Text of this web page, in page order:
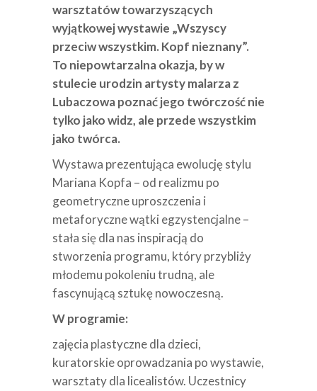
warsztatów towarzyszących
wyjątkowej wystawie „Wszyscy
przeciw wszystkim. Kopf nieznany”.
To niepowtarzalna okazja, by w
stulecie urodzin artysty malarza z
Lubaczowa poznać jego twórczość nie
tylko jako widz, ale przede wszystkim
jako twórca.
Wystawa prezentująca ewolucję stylu
Mariana Kopfa – od realizmu po
geometryczne uproszczenia i
metaforyczne wątki egzystencjalne –
stała się dla nas inspiracją do
stworzenia programu, który przybliży
młodemu pokoleniu trudną, ale
fascynującą sztukę nowoczesną.
W programie:
zajęcia plastyczne dla dzieci,
kuratorskie oprowadzania po wystawie,
warsztaty dla licealistów. Uczestnicy